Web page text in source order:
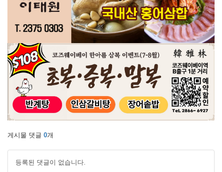
게시물 댓글 0개
등록된 댓글이 없습니다.